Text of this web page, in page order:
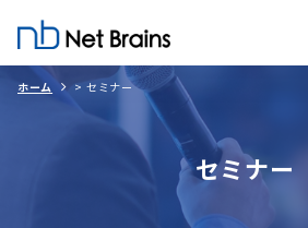
セミナー
ホーム > セミナー